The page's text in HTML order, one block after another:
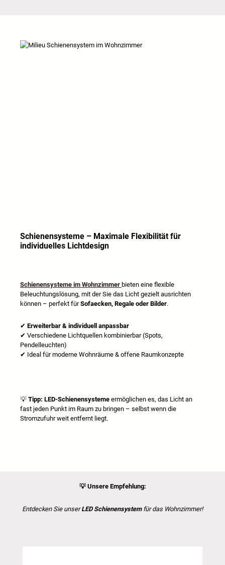
Schienensysteme – Maximale Flexibilität für
individuelles Lichtdesign
Schienensysteme im Wohnzimmer bieten eine flexible
Beleuchtungslösung, mit der Sie das Licht gezielt ausrichten
können – perfekt fürSofaecken, Regale oder Bilder.
✔ Erweiterbar & individuell anpassbar
✔ Verschiedene Lichtquellen kombinierbar (Spots,
Pendelleuchten)
✔ Ideal für moderne Wohnräume & offene Raumkonzepte
💡 Tipp: LED-Schienensysteme ermöglichen es, das Licht an
fast jeden Punkt im Raum zu bringen – selbst wenn die
Stromzufuhr weit entfernt liegt.
💡Unsere Empfehlung:
Entdecken Sie unserLED Schienensystemfür das Wohnzimmer!